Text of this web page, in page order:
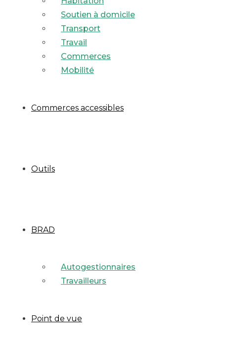
Soutien à domicile
Transport
Travail
Commerces
Mobilité
Commerces accessibles
Outils
BRAD
Autogestionnaires
Travailleurs
Point de vue